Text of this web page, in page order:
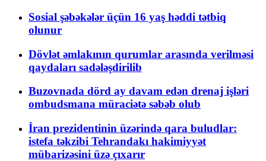
Sosial şəbəkələr üçün 16 yaş həddi tətbiq
olunur
Dövlət əmlakının qurumlar arasında verilməsi
qaydaları sadələşdirilib
Buzovnada dörd ay davam edən drenaj işləri
ombudsmana müraciətə səbəb olub
İran prezidentinin üzərində qara buludlar:
istefa təkzibi Tehrandakı hakimiyyət
mübarizəsini üzə çıxarır